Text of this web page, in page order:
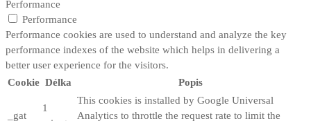
Performance
Performance
Performance cookies are used to understand and analyze the key
performance indexes of the website which helps in delivering a
better user experience for the visitors.
Cookie Délka Popis
_gat
1
This cookies is installed by Google Universal
Analytics to throttle the request rate to limit the